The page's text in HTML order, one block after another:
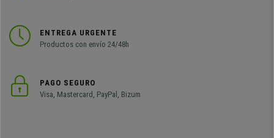
ENTREGA URGENTE
Productos con envío 24/48h
PAGO SEGURO
Visa, Mastercard, PayPal, Bizum